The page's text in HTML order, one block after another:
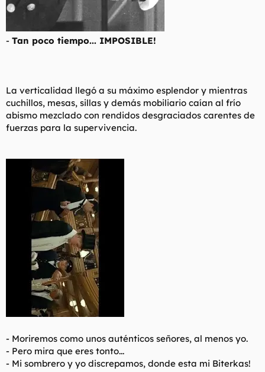
- Tan poco tiempo... IMPOSIBLE!
La verticalidad llegó a su máximo esplendor y mientras
cuchillos, mesas, sillas y demás mobiliario caían al frío
abismo mezclado con rendidos desgraciados carentes de
fuerzas para la supervivencia.
- Moriremos como unos auténticos señores, al menos yo.
- Pero mira que eres tonto...
- Mi sombrero y yo discrepamos, donde esta mi Biterkas!